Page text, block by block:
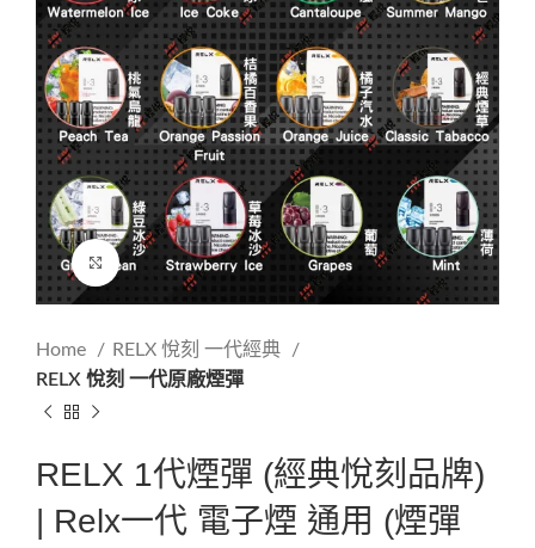
Click to enlarge
Home
RELX 悅刻 一代經典
RELX 悅刻 一代原廠煙彈
RELX 1代煙彈 (經典悅刻品牌)
| Relx一代 電子煙 通用 (煙彈